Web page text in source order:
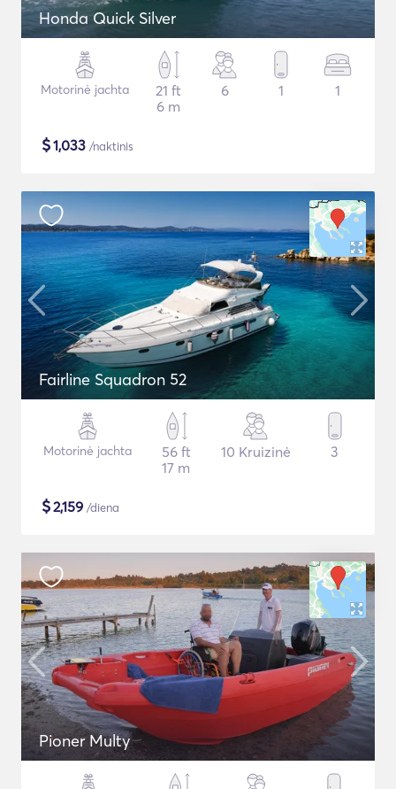
Honda Quick Silver
Motorinė jachta
21 ft
6 m
6 1 1
$1,033 /naktinis
Fairline Squadron 52
Motorinė jachta
56 ft
17 m
10 Kruizinė 3
$2,159 /diena
Pioner Multy